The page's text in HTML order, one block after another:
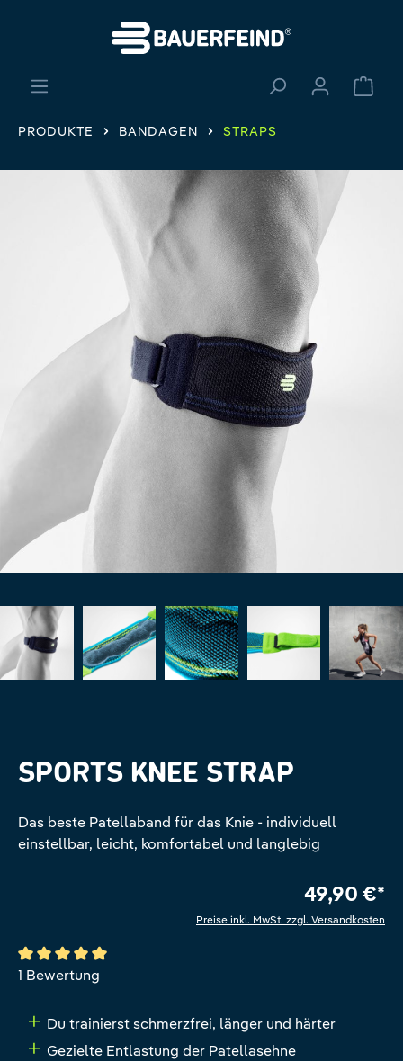
PRODUKTE BANDAGEN STRAPS
SPORTS KNEE STRAP
Das beste Patellaband für das Knie - individuell
einstellbar, leicht, komfortabel und langlebig
49,90 €*
Preise inkl. MwSt. zzgl. Versandkosten
Durchschnittliche Bewertung von 5 von 5 Sternen
1 Bewertung
Du trainierst schmerzfrei, länger und härter
Gezielte Entlastung der Patellasehne